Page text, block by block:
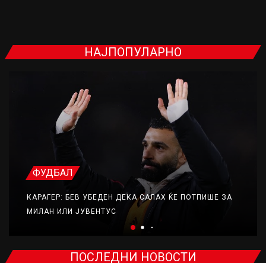
НАЈПОПУЛАРНО
ФУДБАЛ
КАРАГЕР: БЕВ УБЕДЕН ДЕКА САЛАХ ЌЕ ПОТПИШЕ ЗА
МИЛАН ИЛИ ЈУВЕНТУС
ПОСЛЕДНИ НОВОСТИ